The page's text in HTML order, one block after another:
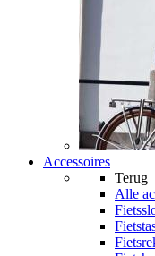
Accessoires
Terug
Alle